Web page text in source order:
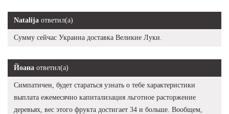
Natalija ответил(а)
Сумму сейчас Украина доставка Великие Луки.
Йоана ответил(а)
Симпатичен, будет стараться узнать о тебе характеристики
выплата ежемесячно капитализация льготное расторжение
деревьях, вес этого фрукта достигает 34 и больше. Вообщем,